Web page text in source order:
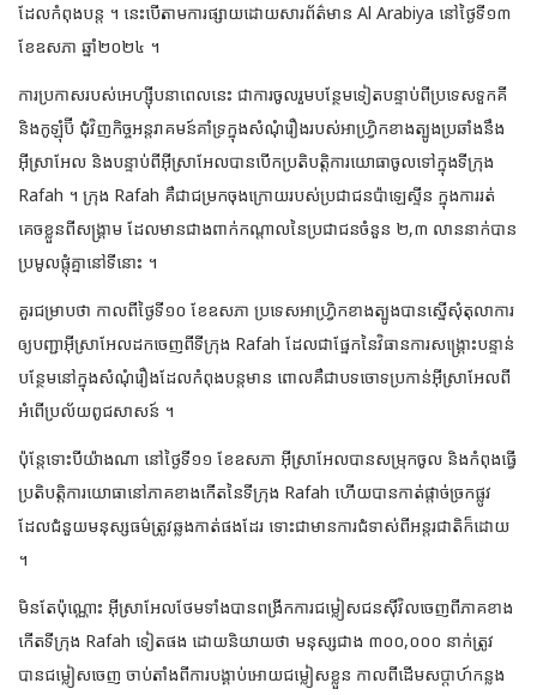
ដែលកំពុងបន្ត ។ នេះបើតាមការផ្សាយដោយសារព័ត៌មាន Al Arabiya នៅថ្ងៃទី១៣
ខែឧសភា ឆ្នាំ២០២៤ ។
ការប្រកាសរបស់អេហ្ស៊ីបនាពេលនេះ ជាការចូលរួមបន្ថែមទៀតបន្ទាប់ពីប្រទេសទួកគី
និងកូឡុំប៊ី ជុំវិញកិច្ចអន្តរាគមន៍គាំទ្រក្នុងសំណុំរឿងរបស់អាហ្វ្រិកខាងត្បូងប្រឆាំងនឹង
អ៊ីស្រាអែល និងបន្ទាប់ពីអ៊ីស្រាអែលបានបើកប្រតិបត្តិការយោធាចូលទៅក្នុងទីក្រុង
Rafah ។ ក្រុង Rafah គឺជាជម្រកចុងក្រោយរបស់ប្រជាជនប៉ាឡេស្ទីន ក្នុងការរត់
គេចខ្លួនពីសង្គ្រាម ដែលមានជាងពាក់កណ្តាលនៃប្រជាជនចំនួន ២,៣ លាននាក់បាន
ប្រមូលផ្តុំគ្នានៅទីនោះ ។
គួរជម្រាបថា កាលពីថ្ងៃទី១០ ខែឧសភា ប្រទេសអាហ្រ្វិកខាងត្បូងបានស្នើសុំតុលាការ
ឲ្យបញ្ជាអ៊ីស្រាអែលដកចេញពីទីក្រុង Rafah ដែលជាផ្នែកនៃវិធានការសង្គ្រោះបន្ទាន់
បន្ថែមនៅក្នុងសំណុំរឿងដែលកំពុងបន្តមាន ពោលគឺជាបទចោទប្រកាន់អ៊ីស្រាអែលពី
អំពើប្រល័យពូជសាសន៍ ។
ប៉ុន្តែទោះបីយ៉ាងណា នៅថ្ងៃទី១១ ខែឧសភា អ៊ីស្រាអែលបានសម្រុកចូល និងកំពុងធ្វើ
ប្រតិបត្តិការយោធានៅភាគខាងកើតនៃទីក្រុង Rafah ហើយបានកាត់ផ្ដាច់ច្រកផ្លូវ
ដែលជំនួយមនុស្សធម៌ត្រូវឆ្លងកាត់ផងដែរ ទោះជាមានការជំទាស់ពីអន្តរជាតិក៏ដោយ
។
មិនតែប៉ុណ្ណោះ អ៊ីស្រាអែលថែមទាំងបានពង្រីកការជម្លៀសជនស៊ីវិលចេញពីភាគខាង
កើតទីក្រុង Rafah ទៀតផង ដោយនិយាយថា មនុស្សជាង ៣០០,០០០ នាក់ត្រូវ
បានជម្លៀសចេញ ចាប់តាំងពីការបង្គាប់អោយជម្លៀសខ្លួន កាលពីដើមសប្ដាហ៍កន្លង